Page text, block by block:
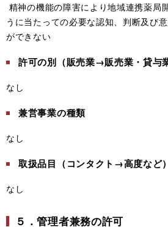
精神の機能の障害により地域連携薬局
うに当たっての必要な認知、判断及び
ができない
許可の別（販売業→販売業・貸与
なし
兼営事業の種類
なし
取扱品目（コンタクト→高度など）
なし
５．管理者兼務の許可